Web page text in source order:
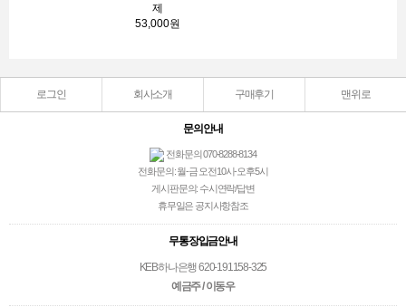
제
53,000원
로그인 회사소개 구매후기 맨위로
문의안내
전화문의 070-8288-8134
전화문의: 월-금 오전10시-오후5시
게시판문의: 수시연락/답변
휴무일은 공지사항참조
무통장입금안내
KEB하나은행 620-191158-325
예금주 / 이동우